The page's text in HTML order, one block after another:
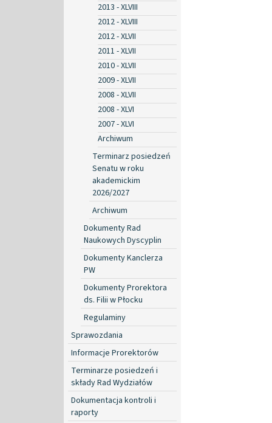
2013 - XLVIII
2012 - XLVIII
2012 - XLVII
2011 - XLVII
2010 - XLVII
2009 - XLVII
2008 - XLVII
2008 - XLVI
2007 - XLVI
Archiwum
Terminarz posiedzeń
Senatu w roku
akademickim
2026/2027
Archiwum
Dokumenty Rad
Naukowych Dyscyplin
Dokumenty Kanclerza
PW
Dokumenty Prorektora
ds. Filii w Płocku
Regulaminy
Sprawozdania
Informacje Prorektorów
Terminarze posiedzeń i
składy Rad Wydziałów
Dokumentacja kontroli i
raporty